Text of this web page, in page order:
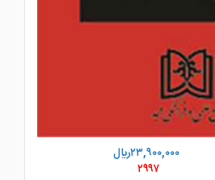
۲۳,۹۰۰,۰۰۰ريال
۲۹۹۷